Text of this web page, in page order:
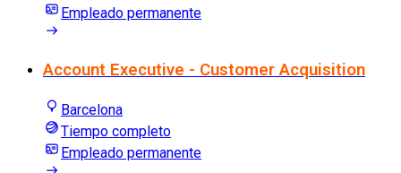
Empleado permanente
Account Executive - Customer Acquisition
Barcelona
Tiempo completo
Empleado permanente